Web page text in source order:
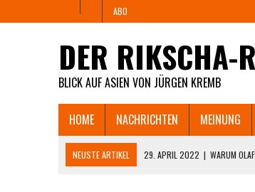
ABO
DER RIKSCHA-
BLICK AUF ASIEN VON JÜRGEN KREMB
HOME NACHRICHTEN MEINUNG
NEUSTE ARTIKEL 29. APRIL 2022 | WARUM